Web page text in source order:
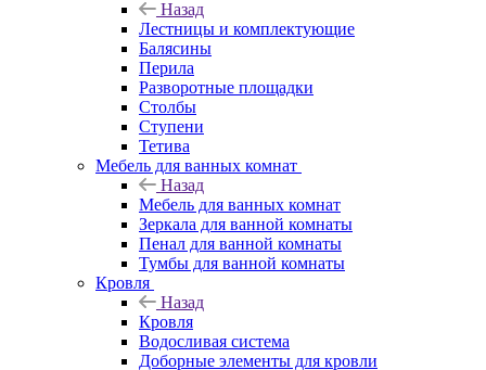
Назад
Лестницы и комплектующие
Балясины
Перила
Разворотные площадки
Столбы
Ступени
Тетива
Мебель для ванных комнат
Назад
Мебель для ванных комнат
Зеркала для ванной комнаты
Пенал для ванной комнаты
Тумбы для ванной комнаты
Кровля
Назад
Кровля
Водосливая система
Доборные элементы для кровли